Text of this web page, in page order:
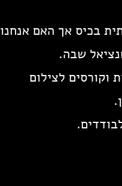
בכיס אך האם אנחנו
שבה.
וקורסים לצילום